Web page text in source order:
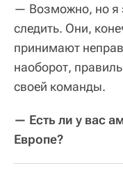
— Возможно, но я
следить. Они,
принимают
наоборот,
своей команды.
— Есть ли у вас
Европе?